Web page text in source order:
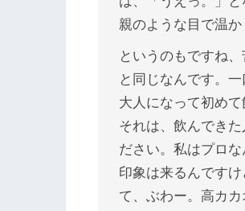
親のような目で温か
というのもですね
と同じなんです。
大人になって初め
それは、飲んでき
ださい。私はプロ
印象は来るんです
て、ぶわー。高カ